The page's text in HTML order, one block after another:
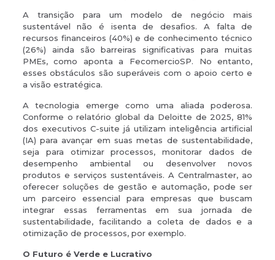
A transição para um modelo de negócio mais
sustentável não é isenta de desafios. A falta de
recursos financeiros (40%) e de conhecimento técnico
(26%) ainda são barreiras significativas para muitas
PMEs, como aponta a FecomercioSP. No entanto,
esses obstáculos são superáveis com o apoio certo e
a visão estratégica.
A tecnologia emerge como uma aliada poderosa.
Conforme o relatório global da Deloitte de 2025, 81%
dos executivos C-suite já utilizam inteligência artificial
(IA) para avançar em suas metas de sustentabilidade,
seja para otimizar processos, monitorar dados de
desempenho ambiental ou desenvolver novos
produtos e serviços sustentáveis. A Centralmaster, ao
oferecer soluções de gestão e automação, pode ser
um parceiro essencial para empresas que buscam
integrar essas ferramentas em sua jornada de
sustentabilidade, facilitando a coleta de dados e a
otimização de processos, por exemplo.
O Futuro é Verde e Lucrativo